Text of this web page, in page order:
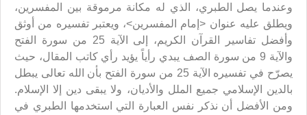
وعندما يصل الطبري، الذي له مكانة مرموقة بين المفسرين،
ويطلق عليه عنوان <إمام المفسرين>، ويعتبر تفسيره من أوثق
وأفضل تفاسير القرآن الكريم، إلى الآية 25 من سورة الفتح
والآية 9 من سورة الصف يبدي رأياً يؤيد رأي كاتب المقال، حيث
يصرّح في تفسيره الآية 25 من سورة الفتح بأن الله تعالى يبطل
بالدين الإسلامي جميع الملل والأديان، ولا يبقى دين إلا الإسلام.
ومن الأفضل أن نذكر نفس العبارة التي استخدمها الطبري في